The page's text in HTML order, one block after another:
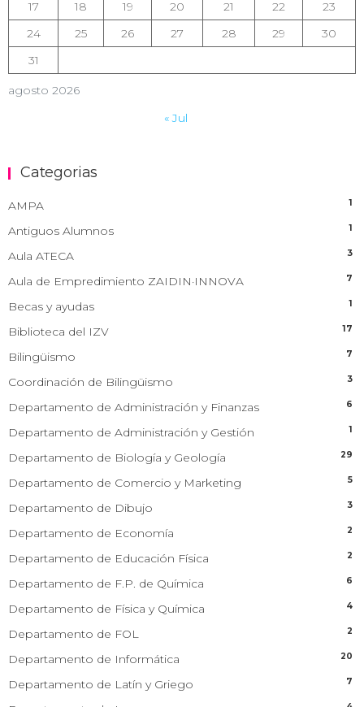
agosto 2026
17 18 19 20 21 22
23
24
25 26 27 28 29
30
31
« Jul
Categorias
AMPA 1
Antiguos Alumnos 1
Aula ATECA 3
Aula de Empredimiento ZAIDIN·INNOVA 7
Becas y ayudas 1
Biblioteca del IZV 17
Bilingüismo 7
Coordinación de Bilingüismo 3
Departamento de Administración y Finanzas 6
Departamento de Administración y Gestión 1
Departamento de Biología y Geología 29
Departamento de Comercio y Marketing 5
Departamento de Dibujo 3
Departamento de Economía 2
Departamento de Educación Física 2
Departamento de F.P. de Química 6
Departamento de Física y Química 4
Departamento de FOL 2
Departamento de Informática 20
Departamento de Latín y Griego 7